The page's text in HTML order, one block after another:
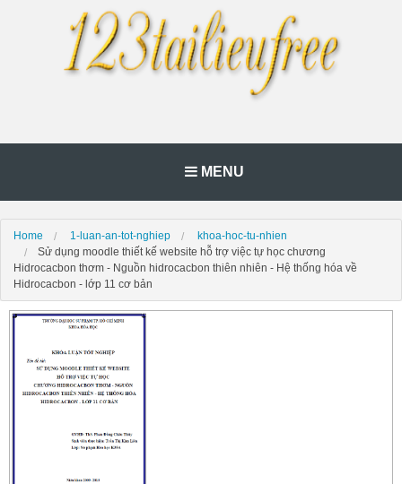
MENU
Home 1-luan-an-tot-nghiep
khoa-hoc-tu-nhien
Sử dụng moodle thiết kế website hỗ trợ việc tự học chương
Hidrocacbon thơm - Nguồn hidrocacbon thiên nhiên - Hệ thống hóa về
Hidrocacbon - lớp 11 cơ bản